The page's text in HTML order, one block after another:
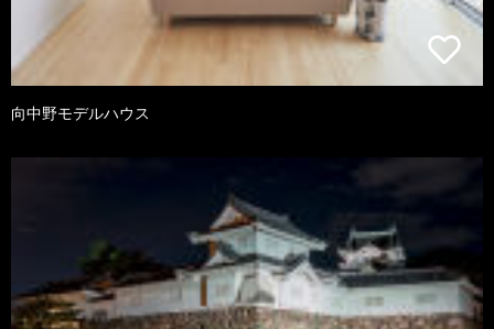
向中野モデルハウス